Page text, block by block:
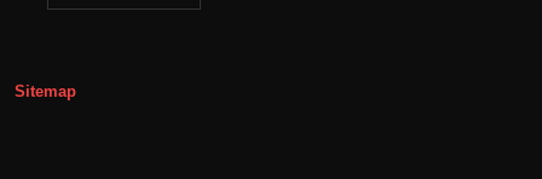
Sitemap